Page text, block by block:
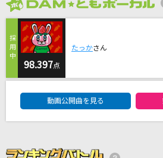
歌組雪月花 夜々(原田ひとみ)・いろり(茅野愛
怪獣の花唄
Vaundy
サンタクロース
ELLEGARDEN
[生音]My Revolution
98.397点
たっかさん
動画公開曲を見る